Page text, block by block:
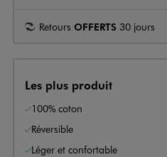
Retours OFFERTS 30 jours
Les plus produit
100% coton
Réversible
Léger et confortable